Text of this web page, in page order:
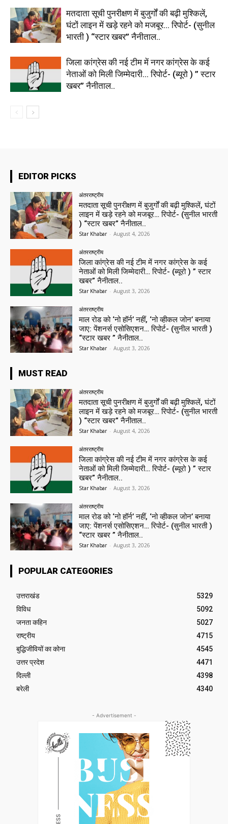
मतदाता सूची पुनरीक्षण में बुजुर्गों की बढ़ी मुश्किलें,
घंटों लाइन में खड़े रहने को मजबूर… रिपोर्ट- (सुनील
भारती ) “स्टार खबर” नैनीताल..
जिला कांग्रेस की नई टीम में नगर कांग्रेस के कई
नेताओं को मिली जिम्मेदारी… रिपोर्ट- (ब्यूरो ) ” स्टार
खबर” नैनीताल..
EDITOR PICKS
अंतरराष्ट्रीय
मतदाता सूची पुनरीक्षण में बुजुर्गों की बढ़ी मुश्किलें, घंटों
लाइन में खड़े रहने को मजबूर… रिपोर्ट- (सुनील भारती
) “स्टार खबर” नैनीताल..
Star Khabar - August 4, 2026
अंतरराष्ट्रीय
जिला कांग्रेस की नई टीम में नगर कांग्रेस के कई
नेताओं को मिली जिम्मेदारी… रिपोर्ट- (ब्यूरो ) ” स्टार
खबर” नैनीताल..
Star Khabar - August 3, 2026
अंतरराष्ट्रीय
माल रोड को ‘नो हॉर्न’ नहीं, ‘नो व्हीकल जोन’ बनाया
जाए: पेंशनर्स एसोसिएशन… रिपोर्ट- (सुनील भारती )
“स्टार खबर ” नैनीताल..
Star Khabar - August 3, 2026
MUST READ
अंतरराष्ट्रीय
मतदाता सूची पुनरीक्षण में बुजुर्गों की बढ़ी मुश्किलें, घंटों
लाइन में खड़े रहने को मजबूर… रिपोर्ट- (सुनील भारती
) “स्टार खबर” नैनीताल..
Star Khabar - August 4, 2026
अंतरराष्ट्रीय
जिला कांग्रेस की नई टीम में नगर कांग्रेस के कई
नेताओं को मिली जिम्मेदारी… रिपोर्ट- (ब्यूरो ) ” स्टार
खबर” नैनीताल..
Star Khabar - August 3, 2026
अंतरराष्ट्रीय
माल रोड को ‘नो हॉर्न’ नहीं, ‘नो व्हीकल जोन’ बनाया
जाए: पेंशनर्स एसोसिएशन… रिपोर्ट- (सुनील भारती )
“स्टार खबर ” नैनीताल..
Star Khabar - August 3, 2026
POPULAR CATEGORIES
उत्तराखंड
5329
विविध
5092
जनता कहिन
5027
राष्ट्रीय
4715
बुद्धिजीवियों का कोना
4545
उत्तर प्रदेश
4471
दिल्ली
4398
बरेली
4340
- Advertisement -